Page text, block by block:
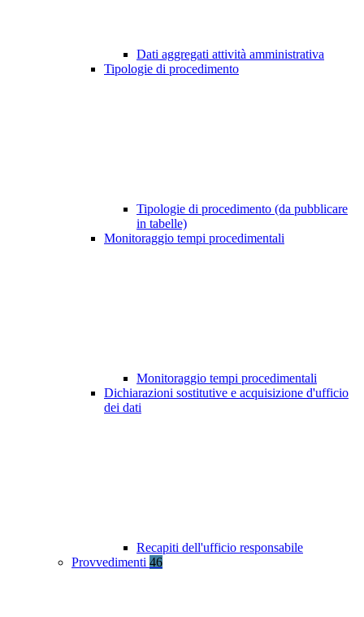
Dati aggregati attività amministrativa
Tipologie di procedimento
Tipologie di procedimento (da pubblicare
in tabelle)
Monitoraggio tempi procedimentali
Monitoraggio tempi procedimentali
Dichiarazioni sostitutive e acquisizione d'ufficio
dei dati
Recapiti dell'ufficio responsabile
Provvedimenti 46